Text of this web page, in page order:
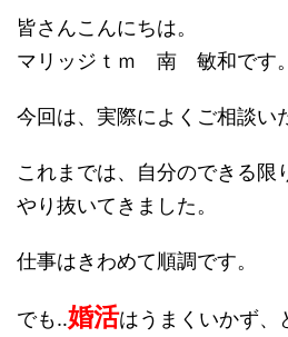
皆さんこんにちは。
マリッジｔｍ 南 敏和です。
今回は、実際によくご相談い
これまでは、自分のできる限
やり抜いてきました。
仕事はきわめて順調です。
でも‥婚活はうまくいかず、